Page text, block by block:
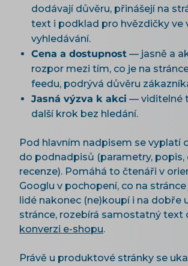
dodávají důvěru, přinášejí na
text i podklad pro hvězdičky ve
vyhledávání.
Cena a dostupnost — jasně a
rozpor mezi tím, co je na
feedu, podrývá důvěru
Jasná výzva k akci — viditelné
další krok bez hledání.
Pod hlavním nadpisem se vyplatí
do podnadpisů (parametry, popis,
recenze). Pomáhá to čtenáři v
Googlu v pochopení, co na stránce
lidé nakonec (ne)koupí i na dobře
stránce, rozebírá samostatný text
konverzi e-shopu.
Právě u produktové stránky se